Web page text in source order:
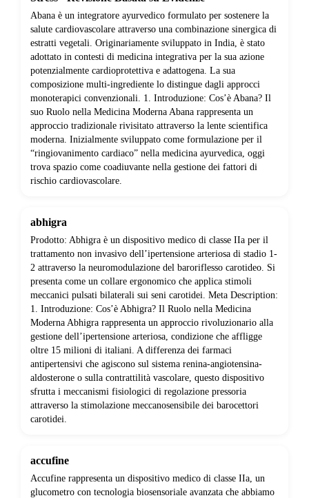
Abana è un integratore ayurvedico formulato per sostenere la
salute cardiovascolare attraverso una combinazione sinergica di
estratti vegetali. Originariamente sviluppato in India, è stato
adottato in contesti di medicina integrativa per la sua azione
potenzialmente cardioprotettiva e adattogena. La sua
composizione multi-ingrediente lo distingue dagli approcci
monoterapici convenzionali. 1. Introduzione: Cos’è Abana? Il
suo Ruolo nella Medicina Moderna Abana rappresenta un
approccio tradizionale rivisitato attraverso la lente scientifica
moderna. Inizialmente sviluppato come formulazione per il
“ringiovanimento cardiaco” nella medicina ayurvedica, oggi
trova spazio come coadiuvante nella gestione dei fattori di
rischio cardiovascolare.
abhigra
Prodotto: Abhigra è un dispositivo medico di classe IIa per il
trattamento non invasivo dell’ipertensione arteriosa di stadio 1-
2 attraverso la neuromodulazione del baroriflesso carotideo. Si
presenta come un collare ergonomico che applica stimoli
meccanici pulsati bilaterali sui seni carotidei. Meta Description:
1. Introduzione: Cos’è Abhigra? Il Ruolo nella Medicina
Moderna Abhigra rappresenta un approccio rivoluzionario alla
gestione dell’ipertensione arteriosa, condizione che affligge
oltre 15 milioni di italiani. A differenza dei farmaci
antipertensivi che agiscono sul sistema renina-angiotensina-
aldosterone o sulla contrattilità vascolare, questo dispositivo
sfrutta i meccanismi fisiologici di regolazione pressoria
attraverso la stimolazione meccanosensibile dei barocettori
carotidei.
accufine
Accufine rappresenta un dispositivo medico di classe IIa, un
glucometro con tecnologia biosensoriale avanzata che abbiamo